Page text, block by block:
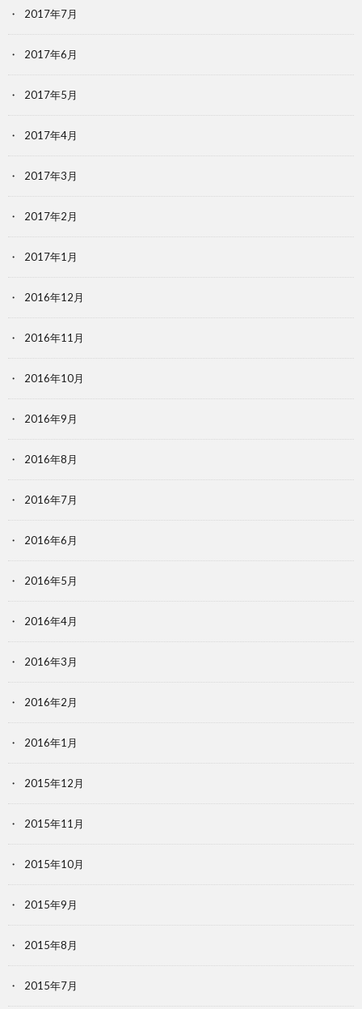
2017年7月
2017年6月
2017年5月
2017年4月
2017年3月
2017年2月
2017年1月
2016年12月
2016年11月
2016年10月
2016年9月
2016年8月
2016年7月
2016年6月
2016年5月
2016年4月
2016年3月
2016年2月
2016年1月
2015年12月
2015年11月
2015年10月
2015年9月
2015年8月
2015年7月